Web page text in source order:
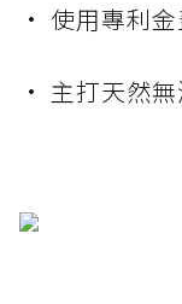
• 使用專利金
• 主打天然無